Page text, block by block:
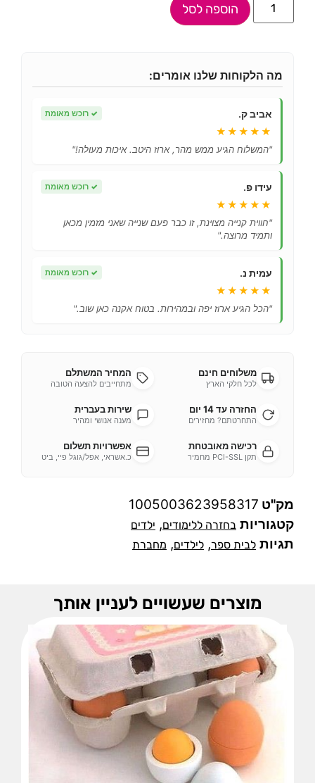
הוספה לסל
מה הלקוחות שלנו אומרים:
אביב ק. ✓ רוכש מאומת
★★★★★
"המשלוח הגיע ממש מהר, ארוז היטב. איכות מעולה!"
עידו פ. ✓ רוכש מאומת
★★★★★
"חווית קנייה מצוינת, זו כבר פעם שנייה שאני מזמין מכאן
ותמיד מרוצה."
עמית נ. ✓ רוכש מאומת
★★★★★
"הכל הגיע ארוז יפה ובמהירות. בטוח אקנה כאן שוב."
משלוחים חינם
לכל חלקי הארץ
המחיר המשתלם
מתחייבים להצעה הטובה
החזרה עד 14 יום
התחרטתם? מחזירים
שירות בעברית
מענה אנושי ומהיר
רכישה מאובטחת
תקן PCI-SSL מחמיר
אפשרויות תשלום
כ.אשראי, אפל/גוגל פיי, ביט
מק"ט 1005003623958317
קטגוריות בחזרה ללימודים, ילדים
תגיות לבית ספר, לילדים, מחברת
מוצרים שעשויים לעניין אותך